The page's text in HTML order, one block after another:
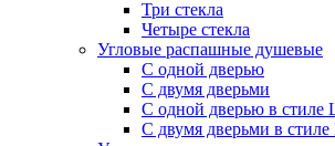
Три стекла
Четыре стекла
Угловые распашные душевые
С одной дверью
С двумя дверьми
С одной дверью в стиле
С двумя дверьми в